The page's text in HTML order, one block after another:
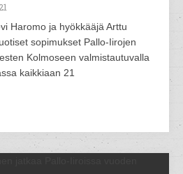
Haromo ja hyökkääjä Arttu
sopimukset Pallo-Iirojen
Kolmoseen valmistautuvalla
kaikkiaan 21